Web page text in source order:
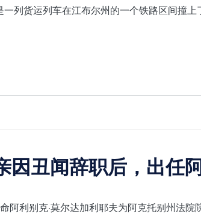
列货运列车在江布尔州的一个铁路区间撞上
丑闻辞职后，出任
阿利别克·莫尔达加利耶夫为阿克托别州法